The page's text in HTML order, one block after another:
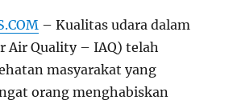
– Kualitas udara dalam
Air Quality – IAQ) telah
masyarakat yang
orang menghabiskan